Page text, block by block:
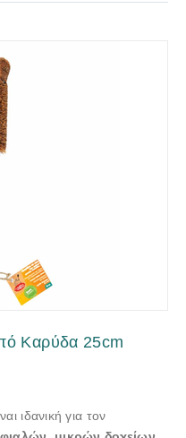
Καρύδα 25cm
ιδανική για τον